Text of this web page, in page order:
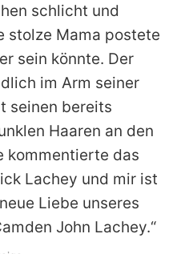
schlicht und
stolze Mama postete
sein könnte. Der
im Arm seiner
seinen bereits
Haaren an den
kommentierte das
Lachey und mir ist
Liebe unseres
John Lachey.“